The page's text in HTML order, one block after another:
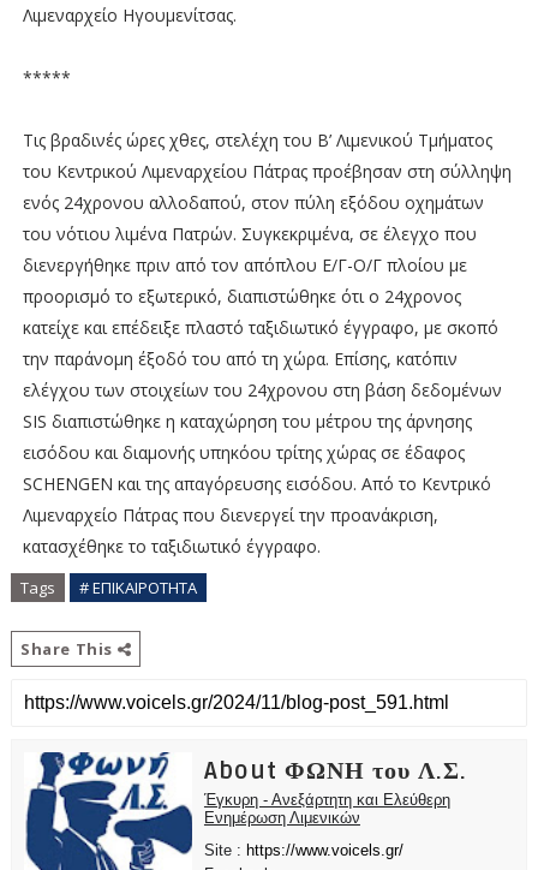
Λιμεναρχείο Ηγουμενίτσας.
*****
Τις βραδινές ώρες χθες, στελέχη του Β’ Λιμενικού Τμήματος
του Κεντρικού Λιμεναρχείου Πάτρας προέβησαν στη σύλληψη
ενός 24χρονου αλλοδαπού, στον πύλη εξόδου οχημάτων
του νότιου λιμένα Πατρών. Συγκεκριμένα, σε έλεγχο που
διενεργήθηκε πριν από τον απόπλου Ε/Γ-Ο/Γ πλοίου με
προορισμό το εξωτερικό, διαπιστώθηκε ότι ο 24χρονος
κατείχε και επέδειξε πλαστό ταξιδιωτικό έγγραφο, με σκοπό
την παράνομη έξοδό του από τη χώρα. Επίσης, κατόπιν
ελέγχου των στοιχείων του 24χρονου στη βάση δεδομένων
SIS διαπιστώθηκε η καταχώρηση του μέτρου της άρνησης
εισόδου και διαμονής υπηκόου τρίτης χώρας σε έδαφος
SCHENGEN και της απαγόρευσης εισόδου. Από το Κεντρικό
Λιμεναρχείο Πάτρας που διενεργεί την προανάκριση,
κατασχέθηκε το ταξιδιωτικό έγγραφο.
Tags # ΕΠΙΚΑΙΡΟΤΗΤΑ
Share This
About ΦΩΝΗ του Λ.Σ.
Έγκυρη - Ανεξάρτητη και Ελεύθερη
Ενημέρωση Λιμενικών
Site : https://www.voicels.gr/